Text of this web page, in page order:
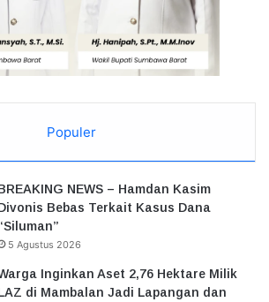
Populer
NEWS – Hamdan Kasim
Bebas Terkait Kasus Dana
5 Agustus 2026
Inginkan Aset 2,76 Hektare Milik
di Mambalan Jadi Lapangan dan